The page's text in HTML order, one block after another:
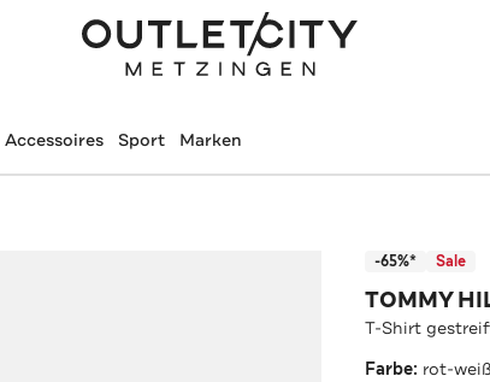
Accessoires Sport Marken
-65%* Sale
TOMMY
T-Shirt
Farbe: rot-weiß